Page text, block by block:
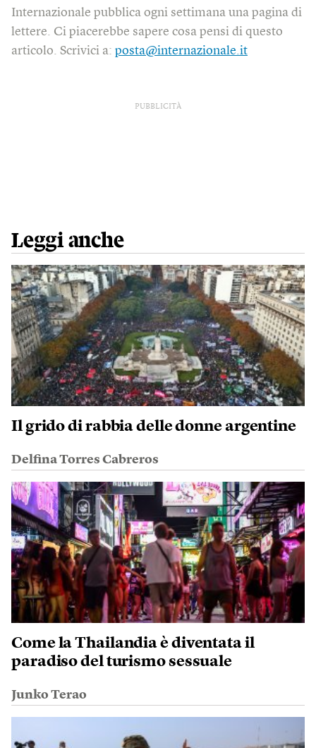
Internazionale pubblica ogni settimana una pagina di
lettere. Ci piacerebbe sapere cosa pensi di questo
articolo. Scrivici a: posta@internazionale.it
PUBBLICITÀ
Leggi anche
Il grido di rabbia delle donne argentine
Delfina Torres Cabreros
Come la Thailandia è diventata il
paradiso del turismo sessuale
Junko Terao